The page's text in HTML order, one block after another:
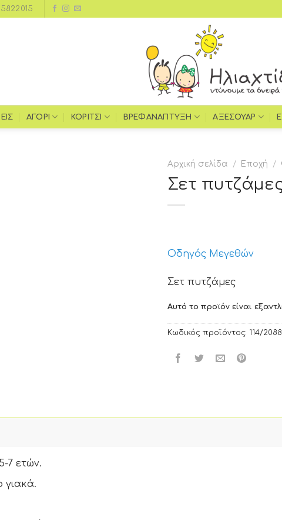
ΑΓΌΡΙ ΚΟΡΊΤΣΙ ΒΡΕΦΑΝΆΠΤΥΞΗ ΑΞΕΣΟΥΆΡ
Αρχική σελίδα / Εποχή /
Σετ
Οδηγός Μεγεθών
Σετ πυτζάμες
Αυτό το προϊόν είναι
Κωδικός προϊόντος: 114/
7 ετών.
γιακά.